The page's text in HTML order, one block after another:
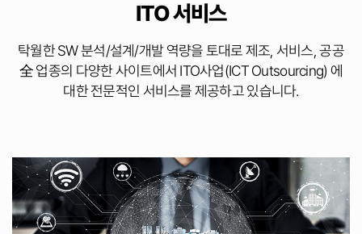
ITO 서비스
탁월한 SW 분석/설계/개발 역량을 토대로 제조, 서비스, 공공
全 업종의 다양한 사이트에서 ITO사업(ICT Outsourcing) 에
대한 전문적인 서비스를 제공하고 있습니다.